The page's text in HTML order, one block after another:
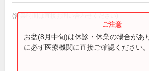
(営業時間は直接お問い合わせください)
お盆(8月中旬)は休診・休業の場合があ
に必ず医療機関に直接ご確認ください。